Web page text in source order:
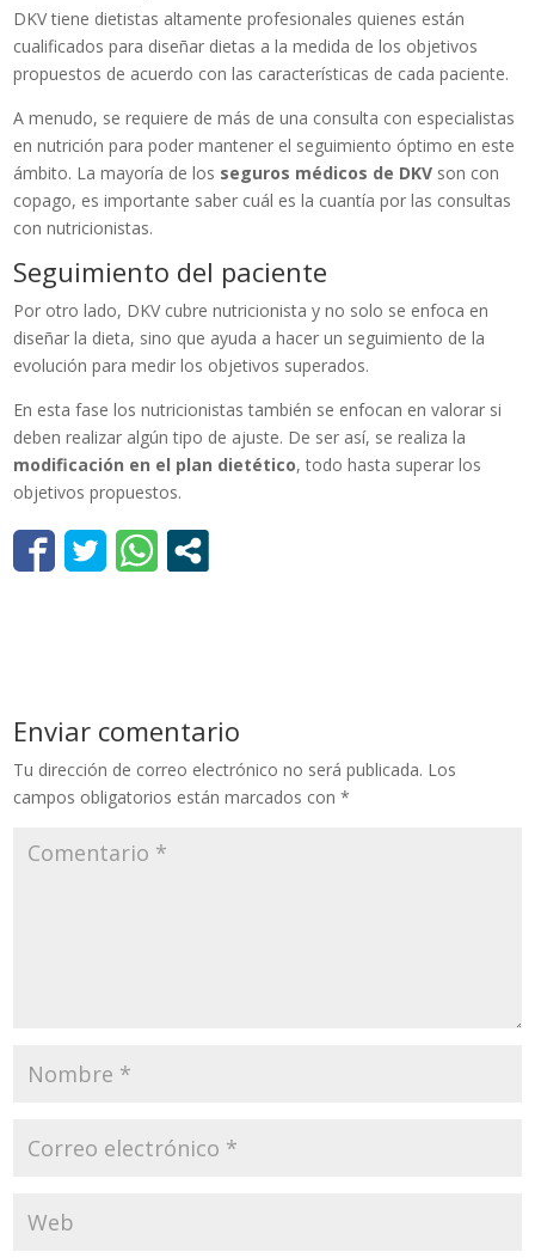
DKV tiene dietistas altamente profesionales quienes están
cualificados para diseñar dietas a la medida de los objetivos
propuestos de acuerdo con las características de cada paciente.
A menudo, se requiere de más de una consulta con especialistas
en nutrición para poder mantener el seguimiento óptimo en este
ámbito. La mayoría de los seguros médicos de DKV son con
copago, es importante saber cuál es la cuantía por las consultas
con nutricionistas.
Seguimiento del paciente
Por otro lado, DKV cubre nutricionista y no solo se enfoca en
diseñar la dieta, sino que ayuda a hacer un seguimiento de la
evolución para medir los objetivos superados.
En esta fase los nutricionistas también se enfocan en valorar si
deben realizar algún tipo de ajuste. De ser así, se realiza la
modificación en el plan dietético, todo hasta superar los
objetivos propuestos.
Enviar comentario
Tu dirección de correo electrónico no será publicada. Los
campos obligatorios están marcados con*